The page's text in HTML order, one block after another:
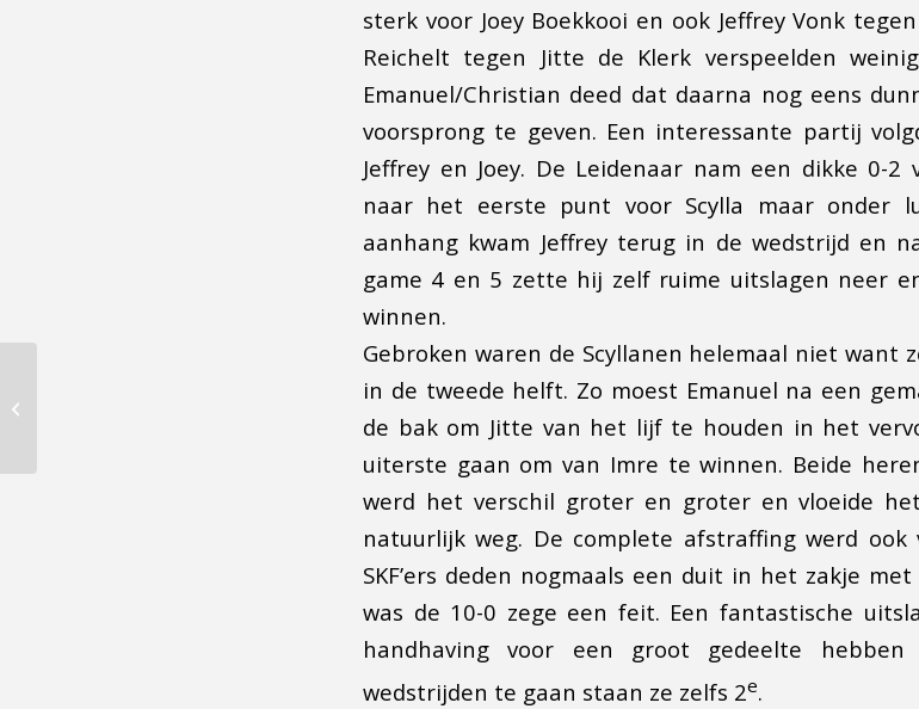
sterk voor Joey Boekkooi en ook Jeffrey Vonk
Reichelt tegen Jitte de Klerk verspeelden
Emanuel/Christian deed dat daarna nog eens
voorsprong te geven. Een interessante partij
Jeffrey en Joey. De Leidenaar nam een dikke 0-
naar het eerste punt voor Scylla maar onder
aanhang kwam Jeffrey terug in de wedstrijd en
game 4 en 5 zette hij zelf ruime uitslagen neer
winnen.
Gebroken waren de Scyllanen helemaal niet want
in de tweede helft. Zo moest Emanuel na een
de bak om Jitte van het lijf te houden in het
uiterste gaan om van Imre te winnen. Beide
werd het verschil groter en groter en vloeide
natuurlijk weg. De complete afstraffing werd
SKF’ers deden nogmaals een duit in het zakje
was de 10-0 zege een feit. Een fantastische
handhaving voor een groot gedeelte
wedstrijden te gaan staan ze zelfs 2e.